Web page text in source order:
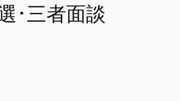
･三者面談